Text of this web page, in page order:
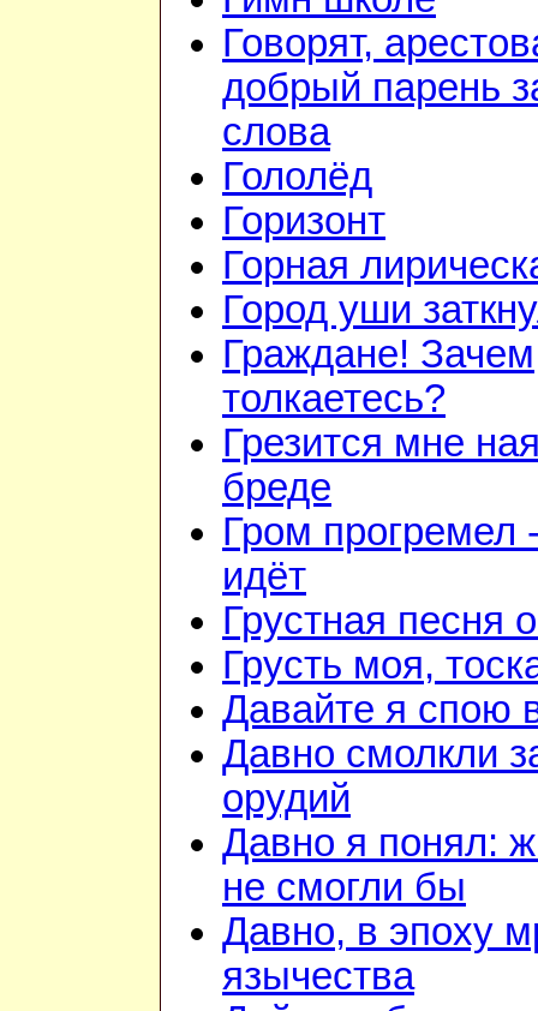
Говорят,
добрый парень
слова
Гололёд
Горизонт
Горная
Город уши
Граждане! Зачем
толкаетесь?
Грезится мне
бреде
Гром прогремел
идёт
Грустная песня
Грусть моя,
Давайте я спою
Давно смолкли
орудий
Давно я понял:
не смогли бы
Давно, в эпоху
язычества